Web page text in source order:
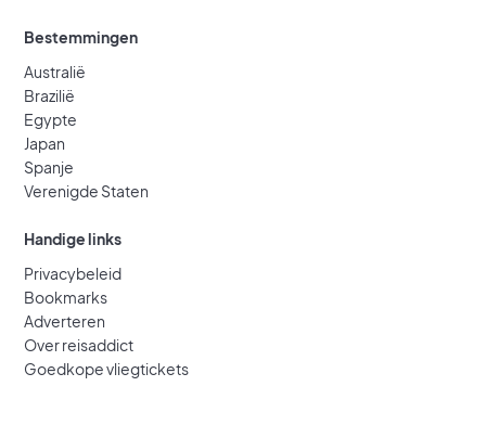
Bestemmingen
Australië
Brazilië
Egypte
Japan
Spanje
Verenigde Staten
Handige links
Privacybeleid
Bookmarks
Adverteren
Over reisaddict
Goedkope vliegtickets